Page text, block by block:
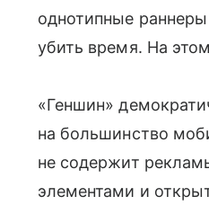
однотипные
убить время. На
«Геншин»
на большинство
не содержит
элементами и